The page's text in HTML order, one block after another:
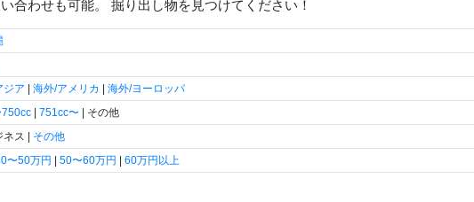
合わせも可能。 掘り出し物を見つけてください！
ジア 海外/アメリカ
海外/ヨーロッパ
751cc〜 | その他
ネス | その他
〜50万円 50〜60万円
60万円以上